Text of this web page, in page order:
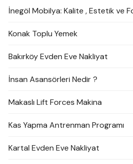
İnegöl Mobilya: Kalite , Estetik ve
Konak Toplu Yemek
Bakırköy Evden Eve Nakliyat
İnsan Asansörleri Nedir ?
Makaslı Lift Forces Makina
Kas Yapma Antrenman Programı
Kartal Evden Eve Nakliyat